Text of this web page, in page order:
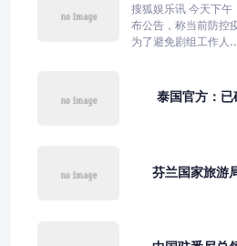
搜狐娱乐讯 今天下
布公告，称当前防控
为了避免剧组工作人
泰国官方：
芬兰国家旅游